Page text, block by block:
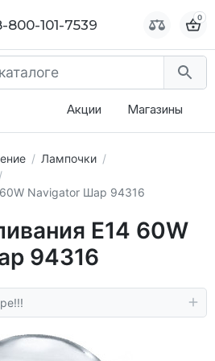
800-101-7539 0
Акции Магазины
Лампочки
Navigator Шар 94316
E14 60W
94316
800-101-7539 0